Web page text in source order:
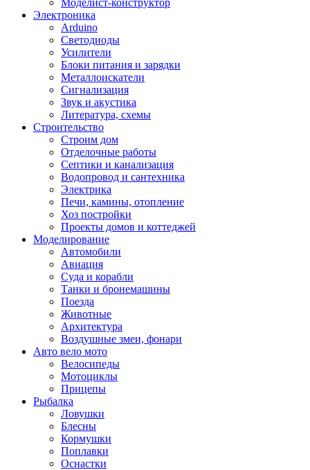
Моделист-конструктор
Электроника
Arduino
Светодиоды
Усилители
Блоки питания и зарядки
Металлоискатели
Сигнализация
Звук и акустика
Литература, схемы
Строительство
Строим дом
Отделочные работы
Септики и канализация
Водопровод и сантехника
Электрика
Печи, камины, отопление
Хоз постройки
Проекты домов и коттеджей
Моделирование
Автомобили
Авиация
Суда и корабли
Танки и бронемашины
Поезда
Животные
Архитектура
Воздушные змеи, фонари
Авто вело мото
Велосипеды
Мотоциклы
Прицепы
Рыбалка
Ловушки
Блесны
Кормушки
Поплавки
Оснастки